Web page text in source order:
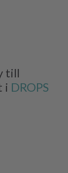
till
i DROPS